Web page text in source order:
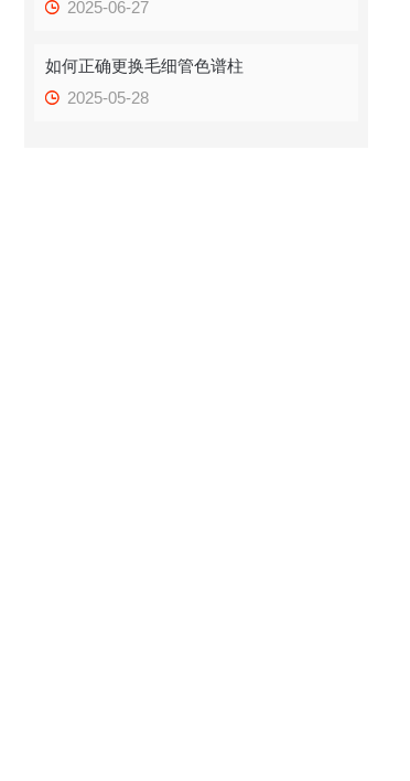
2025-06-27
如何正确更换毛细管色谱柱
2025-05-28